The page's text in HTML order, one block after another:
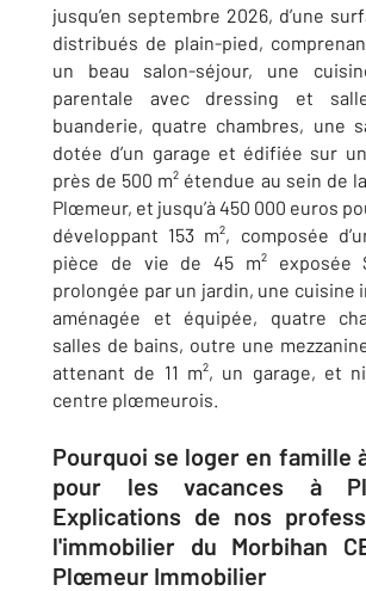
jusqu’en septembre 2026, d’une
distribués de plain-pied,
un beau salon-séjour, une
parentale avec dressing et
buanderie, quatre chambres, une
dotée d’un garage et édifiée sur
près de 500 m² étendue au sein de
Plœmeur, et jusqu’à 450 000 euros
développant 153 m², composée
pièce de vie de 45 m² exposée
prolongée par un jardin, une cuisine
aménagée et équipée, quatre
salles de bains, outre une
attenant de 11 m², un garage, et
centre plœmeurois.
Pourquoi se loger en famille
pour les vacances à
Explications de nos
l'immobilier du Morbihan
Plœmeur Immobilier